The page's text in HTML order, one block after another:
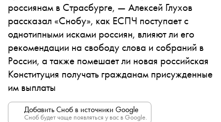
россиянам в Страсбурге, — Алексей Глухов
рассказал «Снобу», как ЕСПЧ поступает с
однотипными исками россиян, влияют ли его
рекомендации на свободу слова и собраний в
России, а также помешает ли новая российская
Конституция получать гражданам присужденные
им выплаты
Добавить Сноб в источники Google
Сноб будет чаще появляться у вас в Google.